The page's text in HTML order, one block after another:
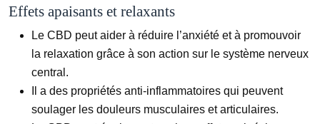
Effets apaisants et relaxants
Le CBD peut aider à réduire l’anxiété et à promouvoir
la relaxation grâce à son action sur le système nerveux
central.
Il a des propriétés anti-inflammatoires qui peuvent
soulager les douleurs musculaires et articulaires.